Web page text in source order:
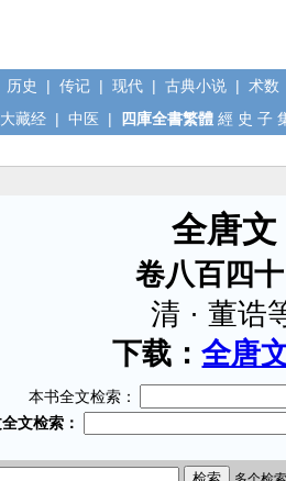
历史 | 传记 | 现代 | 古典小说 | 术数
大藏经 | 中医 | 四庫全書繁體 經 史 子
全唐文
卷八百四
清 · 董诰
下载：全唐
本书全文检索：